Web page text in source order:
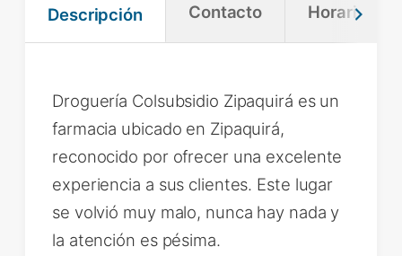
Descripción Contacto Horario
Droguería Colsubsidio Zipaquirá es un
farmacia ubicado en Zipaquirá,
reconocido por ofrecer una excelente
experiencia a sus clientes. Este lugar
se volvió muy malo, nunca hay nada y
la atención es pésima.